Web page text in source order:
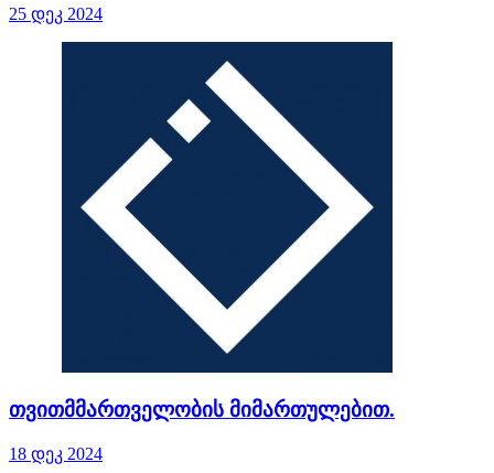
25 დეკ 2024
თვითმმართველობის მიმართულებით.
18 დეკ 2024